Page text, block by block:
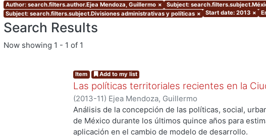
Author: search.filters.author.Ejea Mendoza, Guillermo × Subject:
Subject: search.filters.subject.Divisiones administrativas y políticas × Start date: 2013 ×
Search Results
Now showing 1 - 1 of 1
Item Add to my list
Las políticas territoriales recientes en la
(2013-11) Ejea Mendoza, Guillermo
Análisis de la concepción de las políticas, social,
de México durante los últimos quince años para
aplicación en el cambio de modelo de desarrollo.